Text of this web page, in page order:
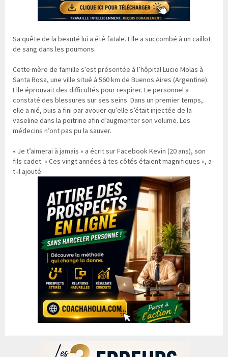
Sa quête de la beauté lui a été fatale. Elle a succombé à un caillot
de sang dans les poumons.
Cette mère de famille s’est présentée à l’hôpital Lucio Molas à
Santa Rosa, une ville situé à 560 km de Buenos Aires (Argentine).
Elle éprouvait des difficultés pour respirer. Le personnel a
constaté des blessures sur ses seins. Dans un premier temps,
elle a nié, puis a fini par avouer qu’elle s’était injectée de la
vaseline dans la poitrine afin d’augmenter son volume. Les
médecins n’ont pas pu la sauver.
« Je t’aimerai à jamais » a écrit sur Facebook Kevin (20 ans), son
fils cadet. « Ces vingt années à tes côtés étaient magnifiques », a-
t-il ajouté.